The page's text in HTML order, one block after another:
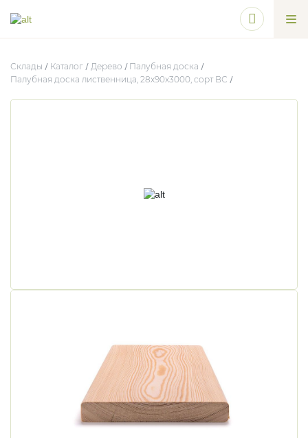
Склады Каталог Дерево
Палубная доска
Палубная доска лиственница, 28х90х3000, сорт ВС